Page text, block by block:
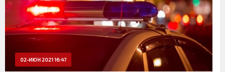
02-ИЮН 2021 16:47